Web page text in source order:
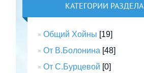
КАТЕГОРИИ РАЗДЕЛА
Общий Хойны [19]
От В.Болонина [48]
От С.Бурцевой [0]